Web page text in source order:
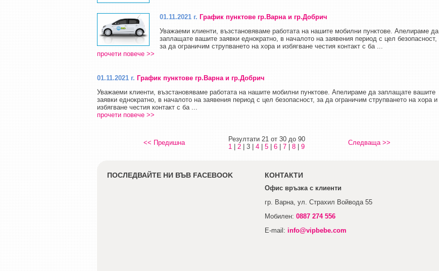
01.11.2021 г. График пунктове гр.Варна и гр.Добрич
Уважаеми клиенти, възстановяваме работата на нашите мобилни пунктове. Апелираме да
заплащате вашите заявки еднократно, в началото на заявения период с цел безопасност,
за да ограничим струпването на хора и избягване честия контакт с ба ...
прочети повече >>
01.11.2021 г. График пунктове гр.Варна и гр.Добрич
Уважаеми клиенти, възстановяваме работата на нашите мобилни пунктове. Апелираме да заплащате вашите
заявки еднократно, в началото на заявения период с цел безопасност, за да ограничим струпването на хора и
избягване честия контакт с ба ...
прочети повече >>
<< Предишна
Резултати 21 от 30 до 90
1
2 | 3 | 4 5 6 7 8 9
Следваща >>
ПОСЛЕДВАЙТЕ НИ ВЪВ FACEBOOK КОНТАКТИ
Офис връзка с клиенти
гр. Варна, ул. Страхил Войвода 55
Мобилен: 0887 274 556
E-mail: info@vipbebe.com